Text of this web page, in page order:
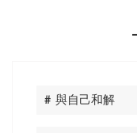
# 與自己和解